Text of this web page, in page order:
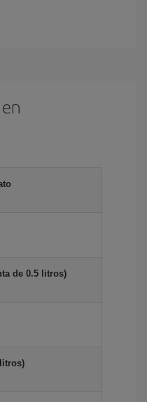
de 0.5 litros)